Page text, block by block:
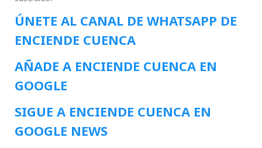
ÚNETE AL CANAL DE WHATSAPP DE
ENCIENDE CUENCA
AÑADE A ENCIENDE CUENCA EN
GOOGLE
SIGUE A ENCIENDE CUENCA EN
GOOGLE NEWS